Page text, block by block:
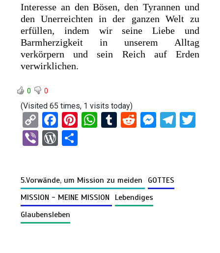
Interesse an den Bösen, den Tyrannen und
den Unerreichten in der ganzen Welt zu
erfüllen, indem wir seine Liebe und
Barmherzigkeit in unserem Alltag
verkörpern und sein Reich auf Erden
verwirklichen.
0 0
(Visited 65 times, 1 visits today)
C
o
py
n
k
F
a
ce
o
o
k
Pi
t
W
A
p
T
r
R
t
M
g
T
Vi W
Pr
es
s
n
5.Vorwände, um Mission zu meiden
GOTTES
MISSION - MEINE MISSION
Lebendiges
Glaubensleben